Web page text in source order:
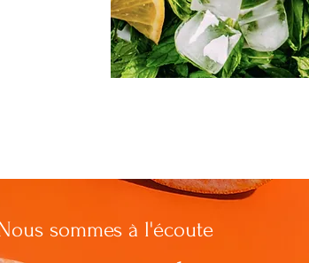
sommes à l'écoute